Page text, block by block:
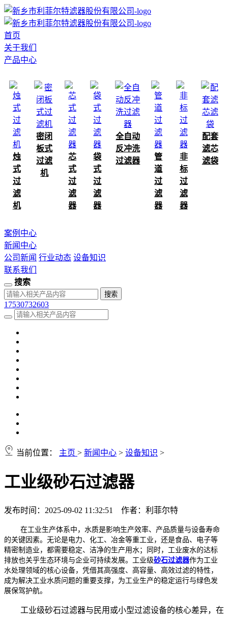
首页
关于我们
产品中心
烛
式
过
滤
机
密闭
板式
过滤
机
芯
式
过
滤
器
袋
式
过
滤
器
全自动
反冲洗
过滤器
管
道
过
滤
器
非
标
过
滤
器
配套
滤芯
滤袋
案例中心
新闻中心
公司新闻 行业动态 设备知识
联系我们
搜索
17530732603
当前位置： 主页 > 新闻中心 > 设备知识 >
工业级砂石过滤器
发布时间：2025-09-02 11:32:51 作者：利菲尔特
在工业生产体系中，水质是影响生产效率、产品质量与设备寿命
的关键因素。无论是电力、化工、冶金等重工业，还是食品、电子等
精密制造业，都需要稳定、洁净的生产用水；同时，工业废水的达标
排放也关乎生态环境与企业可持续发展。工业级砂石过滤器作为工业
水处理领域的核心设备，凭借其高强度、高容量、高效过滤的特性，
成为解决工业水质问题的重要支撑，为工业生产的稳定运行与绿色发
展保驾护航。
工业级砂石过滤器与民用或小型过滤设备的核心差异，在